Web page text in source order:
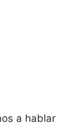
a hablar